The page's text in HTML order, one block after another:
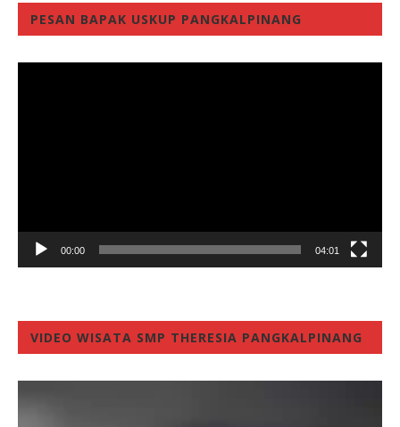
PESAN BAPAK USKUP PANGKALPINANG
00:00 04:01
VIDEO WISATA SMP THERESIA PANGKALPINANG